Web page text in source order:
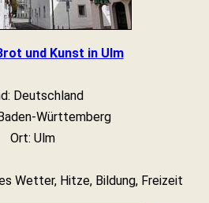
und Kunst in Ulm
Deutschland
Württemberg
Ort: Ulm
Wetter, Hitze, Bildung, Freizeit